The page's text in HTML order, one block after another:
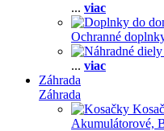
... viac
Ochranné
... viac
Záhrada
Záhrada
Akumulátorové,